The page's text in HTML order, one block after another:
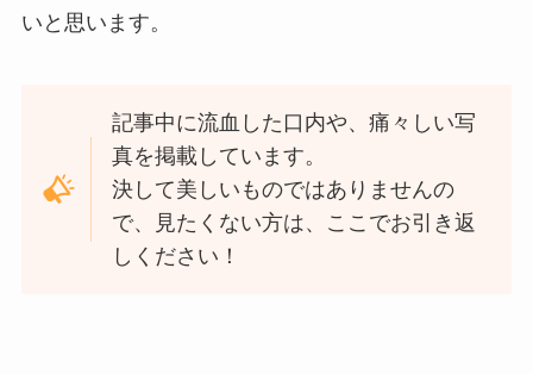
いと思います。
記事中に流血した口内や、痛々しい写
真を掲載しています。
決して美しいものではありませんの
で、見たくない方は、ここでお引き返
しください！